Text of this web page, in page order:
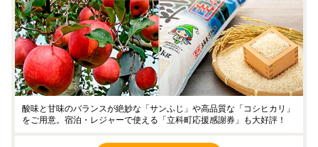
酸味と甘味のバランスが絶妙な「サンふじ」や高品質な「コシヒカリ」
をご用意。宿泊・レジャーで使える「立科町応援感謝券」も大好評！